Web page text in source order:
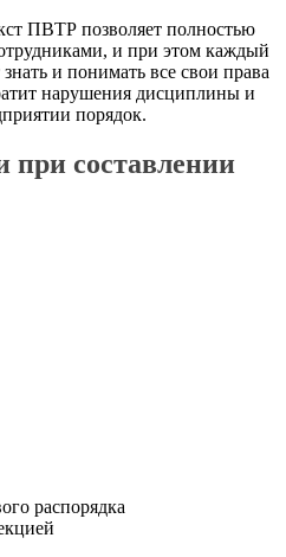
ПВТР позволяет полностью
и при этом каждый
и понимать все свои права
нарушения дисциплины и
порядок.
составлении
распорядка